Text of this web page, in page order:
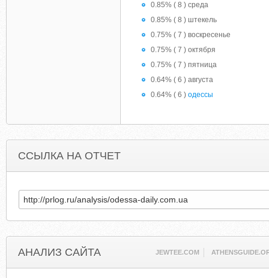
0.85% ( 8 ) среда
0.85% ( 8 ) штекель
0.75% ( 7 ) воскресенье
0.75% ( 7 ) октября
0.75% ( 7 ) пятница
0.64% ( 6 ) августа
0.64% ( 6 ) одессы
ССЫЛКА НА ОТЧЕТ
АНАЛИЗ САЙТА JEWTEE.COM